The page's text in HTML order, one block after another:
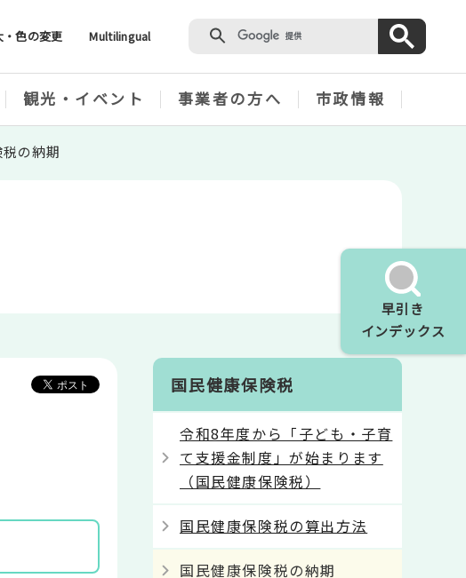
色の変更 Multilingual
早引き
インデックス
観光・イベント 事業者の方へ 市政情報
の納期
国民健康保険税
令和8年度から「子ども・子育
て支援金制度」が始まります
（国民健康保険税）
国民健康保険税の算出方法
国民健康保険税の納期